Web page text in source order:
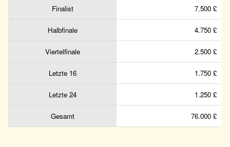
Finalist 7.500 £
Halbfinale 4.750 £
Viertelfinale 2.500 £
Letzte 16 1.750 £
Letzte 24 1.250 £
Gesamt 76.000 £